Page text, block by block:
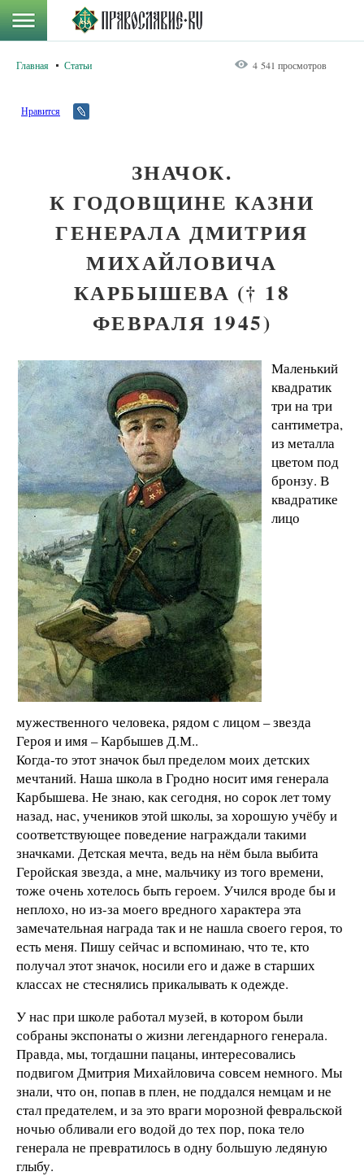
Главная Статьи 4 541 просмотров
Нравится
ЗНАЧОК.
К ГОДОВЩИНЕ КАЗНИ
ГЕНЕРАЛА ДМИТРИЯ
МИХАЙЛОВИЧА
КАРБЫШЕВА († 18
ФЕВРАЛЯ 1945)
Маленький
квадратик
три на три
сантиметра,
из металла
цветом под
бронзу. В
квадратике
лицо
мужественного человека, рядом с лицом – звезда
Героя и имя – Карбышев Д.М..
Когда-то этот значок был пределом моих детских
мечтаний. Наша школа в Гродно носит имя генерала
Карбышева. Не знаю, как сегодня, но сорок лет тому
назад, нас, учеников этой школы, за хорошую учёбу и
соответствующее поведение награждали такими
значками. Детская мечта, ведь на нём была выбита
Геройская звезда, а мне, мальчику из того времени,
тоже очень хотелось быть героем. Учился вроде бы и
неплохо, но из-за моего вредного характера эта
замечательная награда так и не нашла своего героя, то
есть меня. Пишу сейчас и вспоминаю, что те, кто
получал этот значок, носили его и даже в старших
классах не стеснялись прикалывать к одежде.
У нас при школе работал музей, в котором были
собраны экспонаты о жизни легендарного генерала.
Правда, мы, тогдашни пацаны, интересовались
подвигом Дмитрия Михайловича совсем немного. Мы
знали, что он, попав в плен, не поддался немцам и не
стал предателем, и за это враги морозной февральской
ночью обливали его водой до тех пор, пока тело
генерала не превратилось в одну большую ледяную
глыбу.